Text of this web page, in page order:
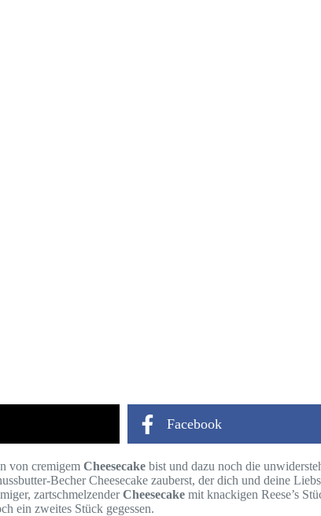
Facebook
von cremigem Cheesecake bist und dazu noch die
Becher Cheesecake zauberst, der dich und deine
zartschmelzenderCheesecake mit knackigen Reese’s
ein zweites Stück gegessen.